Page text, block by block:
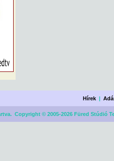
Hírek|
Copyright © 2005-2026 Füred Stúdió